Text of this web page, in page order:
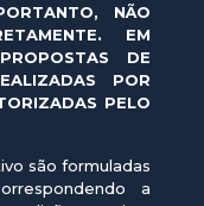
NÃO
EM
DE
POR
PELO
são formuladas
a